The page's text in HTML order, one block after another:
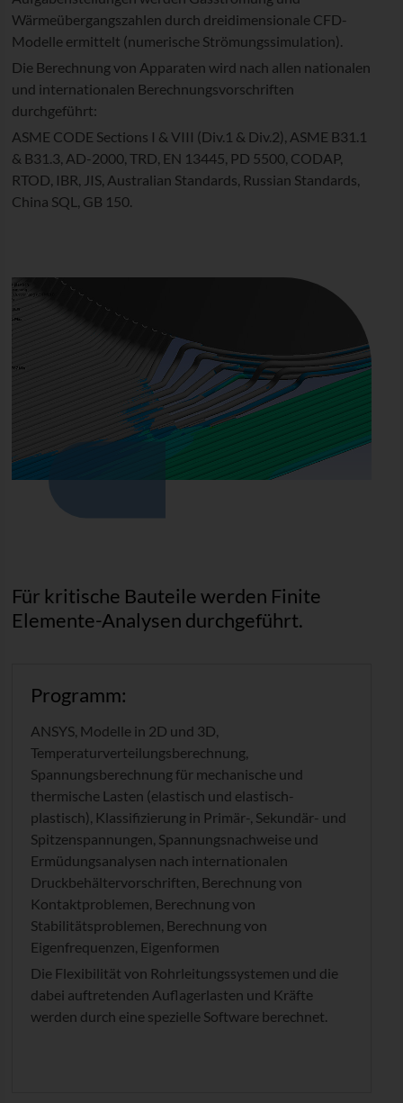
Wärmeübergangszahlen durch dreidimensionale CFD-
Modelle ermittelt (numerische Strömungssimulation).
Die Berechnung von Apparaten wird nach allen nationalen
und internationalen Berechnungsvorschriften
durchgeführt:
ASME CODE Sections I & VIII (Div.1 & Div.2), ASME B31.1
& B31.3, AD-2000, TRD, EN 13445, PD 5500, CODAP,
RTOD, IBR, JIS, Australian Standards, Russian Standards,
China SQL, GB 150.
Für kritische Bauteile werden Finite
Elemente-Analysen durchgeführt.
Programm:
ANSYS, Modelle in 2D und 3D,
Temperaturverteilungsberechnung,
Spannungsberechnung für mechanische und
thermische Lasten (elastisch und elastisch-
plastisch), Klassifizierung in Primär-, Sekundär- und
Spitzenspannungen, Spannungsnachweise und
Ermüdungsanalysen nach internationalen
Druckbehältervorschriften, Berechnung von
Kontaktproblemen, Berechnung von
Stabilitätsproblemen, Berechnung von
Eigenfrequenzen, Eigenformen
Die Flexibilität von Rohrleitungssystemen und die
dabei auftretenden Auflagerlasten und Kräfte
werden durch eine spezielle Software berechnet.